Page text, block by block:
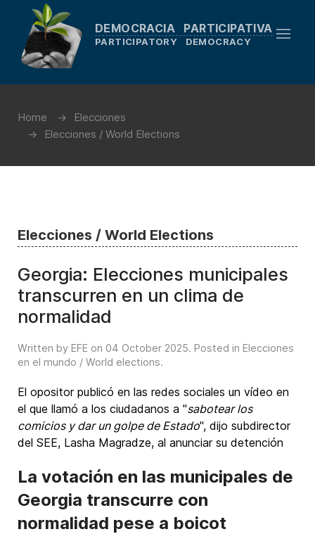
DEMOCRACIA PARTICIPATIVA
PARTICIPATORY DEMOCRACY
Home
Elecciones
Elecciones / World Elections
Elecciones / World Elections
Georgia: Elecciones municipales
transcurren en un clima de
normalidad
Written by EFE on 04 October 2025. Posted in Elecciones
en el mundo / World elections.
El opositor publicó en las redes sociales un vídeo en
el que llamó a los ciudadanos a "sabotear los
comicios y dar un golpe de Estado", dijo subdirector
del SEE, Lasha Magradze, al anunciar su detención
La votación en las municipales de
Georgia transcurre con
normalidad pese a boicot